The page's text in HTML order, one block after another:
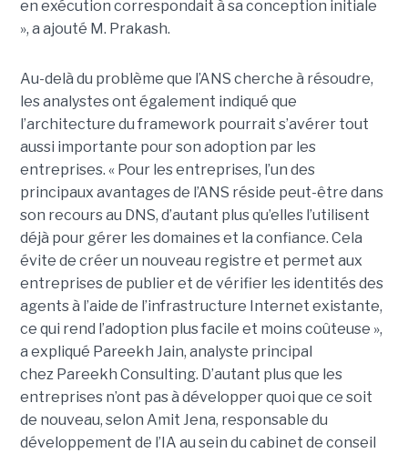
en exécution correspondait à sa conception initiale
», a ajouté M. Prakash.
Au-delà du problème que l’ANS cherche à résoudre,
les analystes ont également indiqué que
l’architecture du framework pourrait s’avérer tout
aussi importante pour son adoption par les
entreprises. « Pour les entreprises, l’un des
principaux avantages de l’ANS réside peut-être dans
son recours au DNS, d’autant plus qu’elles l’utilisent
déjà pour gérer les domaines et la confiance. Cela
évite de créer un nouveau registre et permet aux
entreprises de publier et de vérifier les identités des
agents à l’aide de l’infrastructure Internet existante,
ce qui rend l’adoption plus facile et moins coûteuse »,
a expliqué Pareekh Jain, analyste principal
chez Pareekh Consulting. D’autant plus que les
entreprises n’ont pas à développer quoi que ce soit
de nouveau, selon Amit Jena, responsable du
développement de l’IA au sein du cabinet de conseil